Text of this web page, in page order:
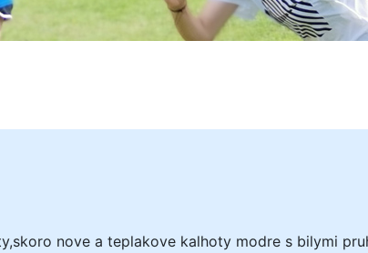
nove a teplakove kalhoty modre s bilymi